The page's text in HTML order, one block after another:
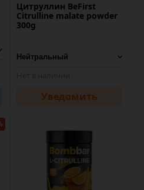
Цитруллин BeFirst
Citrulline malate powder
300g
Уведомить